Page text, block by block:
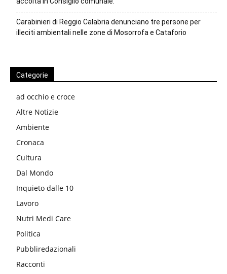
Carabinieri di Reggio Calabria denunciano tre persone per
illeciti ambientali nelle zone di Mosorrofa e Cataforio
Categorie
ad occhio e croce
Altre Notizie
Ambiente
Cronaca
Cultura
Dal Mondo
Inquieto dalle 10
Lavoro
Nutri Medi Care
Politica
Pubbliredazionali
Racconti